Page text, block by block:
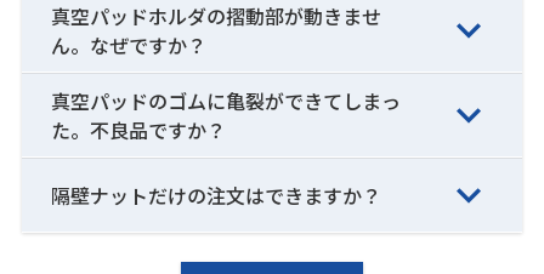
真空パッドホルダの摺動部が動きませ
ん。なぜですか？
真空パッドのゴムに亀裂ができてしまっ
た。不良品ですか？
隔壁ナットだけの注文はできますか？